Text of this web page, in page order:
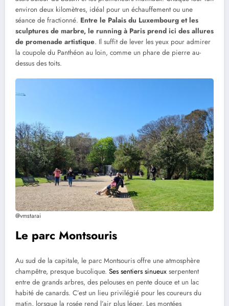
environ deux kilomètres, idéal pour un échauffement ou une
séance de fractionné. Entre le Palais du Luxembourg et les
sculptures de marbre, le running à Paris prend ici des allures
de promenade artistique. Il suffit de lever les yeux pour admirer
la coupole du Panthéon au loin, comme un phare de pierre au-
dessus des toits.
@vmstarai
Le parc Montsouris
Au sud de la capitale, le parc Montsouris offre une atmosphère
champêtre, presque bucolique. Ses sentiers sinueux serpentent
entre de grands arbres, des pelouses en pente douce et un lac
habité de canards. C’est un lieu privilégié pour les coureurs du
matin, lorsque la rosée rend l’air plus léger. Les montées